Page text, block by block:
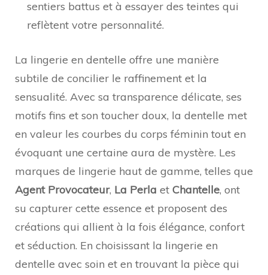
sentiers battus et à essayer des teintes qui
reflètent votre personnalité.
La lingerie en dentelle offre une manière
subtile de concilier le raffinement et la
sensualité. Avec sa transparence délicate, ses
motifs fins et son toucher doux, la dentelle met
en valeur les courbes du corps féminin tout en
évoquant une certaine aura de mystère. Les
marques de lingerie haut de gamme, telles que
Agent Provocateur, La Perla et Chantelle, ont
su capturer cette essence et proposent des
créations qui allient à la fois élégance, confort
et séduction. En choisissant la lingerie en
dentelle avec soin et en trouvant la pièce qui